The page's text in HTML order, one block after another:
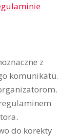
z
komunikatu.
do korekty